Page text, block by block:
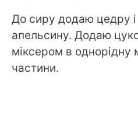
До сиру додаю цедру і
апельсину. Додаю
міксером в
частини.